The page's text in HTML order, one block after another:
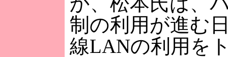
制の利用が進む
線LANの利用を